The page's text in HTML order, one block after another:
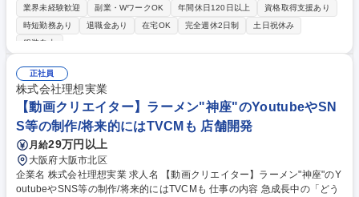
るマーケティング業務に従事いただきます。 ■コンシューマーサービス分
野における販売促進手法のデジタル化に向けた全体方針の検討■販売傾向
データや顧客データの分析に基づく販売促進施策の企画・立案■テストマ
施策の高度化・実装推進■機械学習モデルの構築・実装推進■マーケティン
グオートメーション(MA)の導入・運用 募集職種 【Gsd26201/総合職】ソ
リューション本部(リビング)※デジタルマーケティング
業界未経験歓迎 副業・WワークOK 年間休日120日以上
資格取得支援あり
時短勤務あり
退職金あり 在宅OK 完全週休2日制
土日祝休み
服装自由
正社員
株式会社理想実業
【動画クリエイター】ラーメン"神座"のYoutubeやSN
S等の制作/将来的にはTVCMも 店舗開発
月給29万円以上
大阪府大阪市北区
企業名 株式会社理想実業 求人名 【動画クリエイター】ラーメン"神座"のY
outubeやSNS等の制作/将来的にはTVCMも 仕事の内容 急成長中の「どう